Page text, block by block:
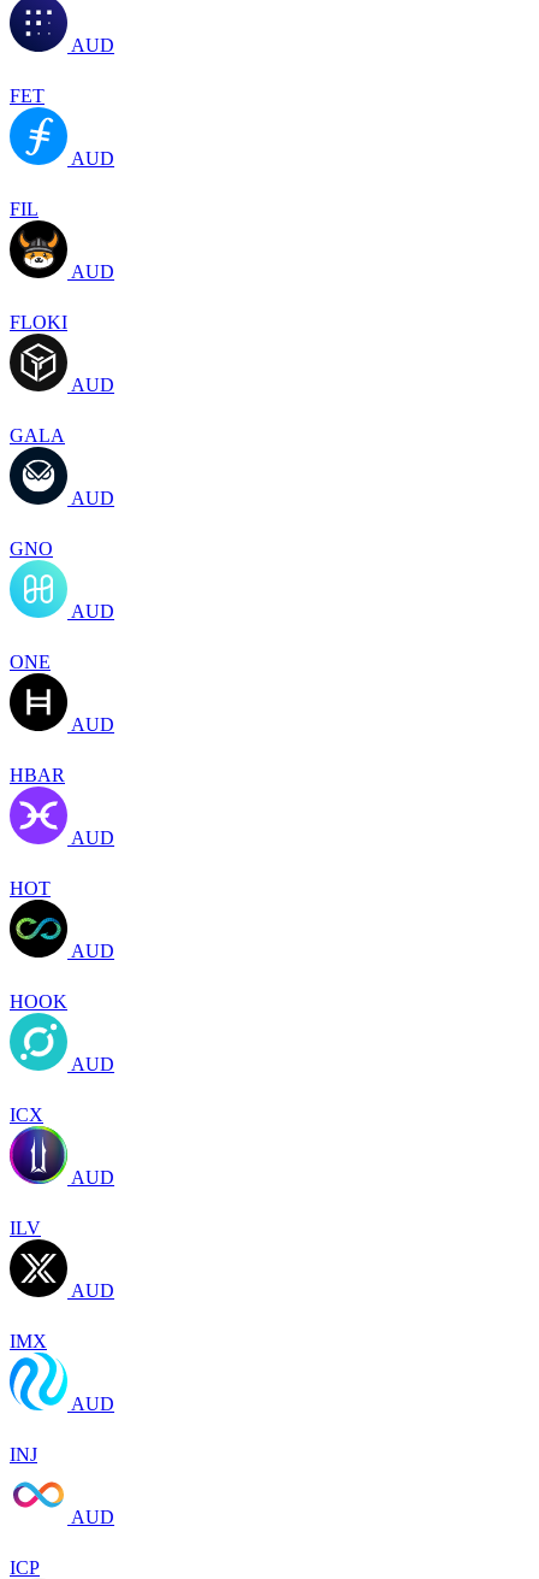
AUD
FET
AUD
FIL
AUD
FLOKI
AUD
GALA
AUD
GNO
AUD
ONE
AUD
HBAR
AUD
HOT
AUD
HOOK
AUD
ICX
AUD
ILV
AUD
IMX
AUD
INJ
AUD
ICP